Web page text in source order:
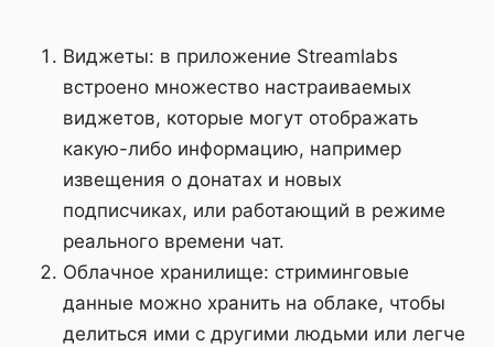
Виджеты: в приложение Streamlabs
встроено множество настраиваемых
виджетов, которые могут отображать
какую-либо информацию, например
извещения о донатах и новых
подписчиках, или работающий в режиме
реального времени чат.
Облачное хранилище: стриминговые
данные можно хранить на облаке, чтобы
делиться ими с другими людьми или легче